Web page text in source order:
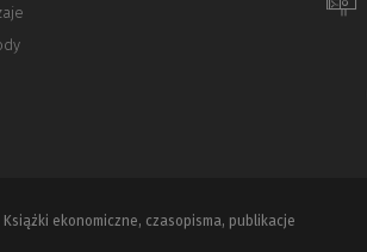
ekonomiczne, czasopisma, publikacje